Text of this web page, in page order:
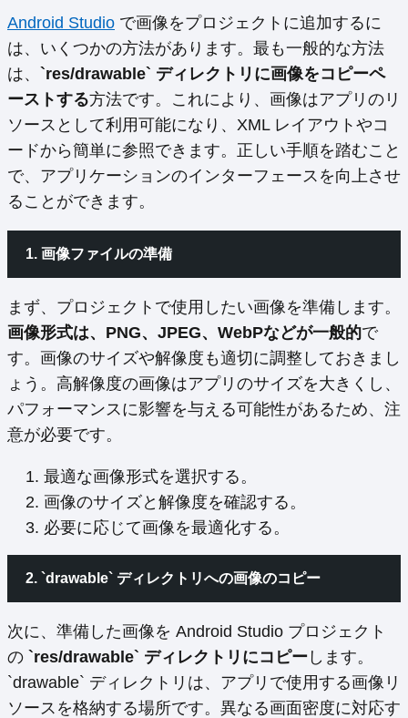
Android Studio で画像をプロジェクトに追加するに
は、いくつかの方法があります。最も一般的な方法
は、 `res/drawable` ディレクトリに画像をコピーペ
ーストする方法です。これにより、画像はアプリのリ
ソースとして利用可能になり、XML レイアウトやコ
ードから簡単に参照できます。正しい手順を踏むこと
で、アプリケーションのインターフェースを向上させ
ることができます。
1. 画像ファイルの準備
まず、プロジェクトで使用したい画像を準備します。
画像形式は、PNG、JPEG、WebPなどが一般的で
す。画像のサイズや解像度も適切に調整しておきまし
ょう。高解像度の画像はアプリのサイズを大きくし、
パフォーマンスに影響を与える可能性があるため、注
意が必要です。
最適な画像形式を選択する。
画像のサイズと解像度を確認する。
必要に応じて画像を最適化する。
2. `drawable` ディレクトリへの画像のコピー
次に、準備した画像を Android Studio プロジェクト
の `res/drawable` ディレクトリにコピー します。
`drawable` ディレクトリは、アプリで使用する画像リ
ソースを格納する場所です。異なる画面密度に対応す